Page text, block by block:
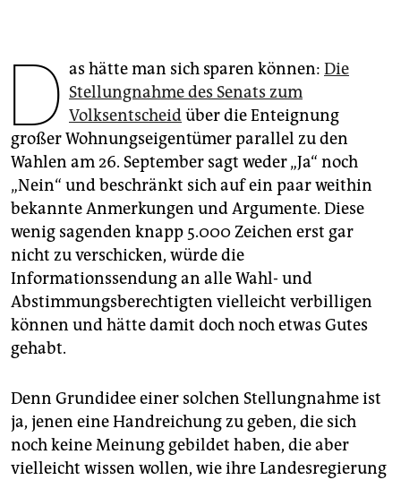
genossenschaft
epaper login
D as hätte man sich sparen können: Die
Stellungnahme des Senats zum
Volksentscheidüber die Enteignung
großer Wohnungseigentümer parallel zu den
Wahlen am 26. September sagt weder „Ja“ noch
„Nein“ und beschränkt sich auf ein paar weithin
bekannte Anmerkungen und Argumente. Diese
wenig sagenden knapp 5.000 Zeichen erst gar
nicht zu verschicken, würde die
Informationssendung an alle Wahl- und
Abstimmungsberechtigten vielleicht verbilligen
können und hätte damit doch noch etwas Gutes
gehabt.
Denn Grundidee einer solchen Stellungnahme ist
ja, jenen eine Handreichung zu geben, die sich
noch keine Meinung gebildet haben, die aber
vielleicht wissen wollen, wie ihre Landesregierung